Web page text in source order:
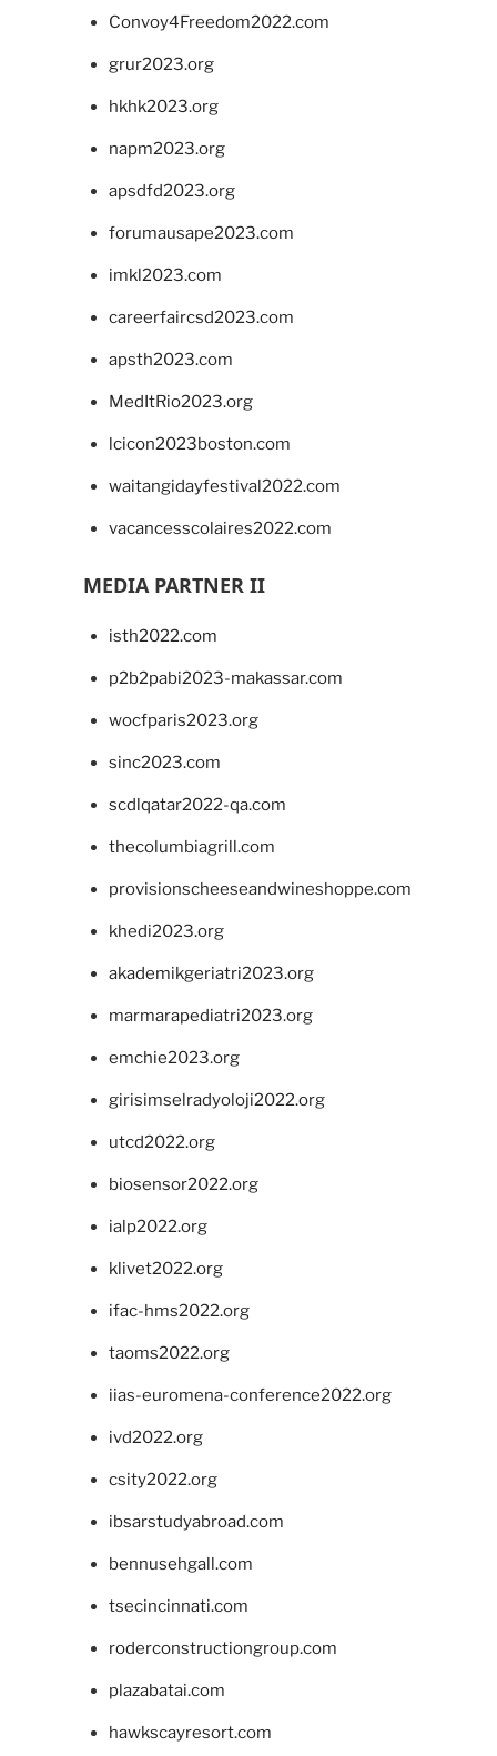
Convoy4Freedom2022.com
grur2023.org
hkhk2023.org
napm2023.org
apsdfd2023.org
forumausape2023.com
imkl2023.com
careerfaircsd2023.com
apsth2023.com
MedItRio2023.org
lcicon2023boston.com
waitangidayfestival2022.com
vacancesscolaires2022.com
MEDIA PARTNER II
isth2022.com
p2b2pabi2023-makassar.com
wocfparis2023.org
sinc2023.com
scdlqatar2022-qa.com
thecolumbiagrill.com
provisionscheeseandwineshoppe.com
khedi2023.org
akademikgeriatri2023.org
marmarapediatri2023.org
emchie2023.org
girisimselradyoloji2022.org
utcd2022.org
biosensor2022.org
ialp2022.org
klivet2022.org
ifac-hms2022.org
taoms2022.org
iias-euromena-conference2022.org
ivd2022.org
csity2022.org
ibsarstudyabroad.com
bennusehgall.com
tsecincinnati.com
roderconstructiongroup.com
plazabatai.com
hawkscayresort.com